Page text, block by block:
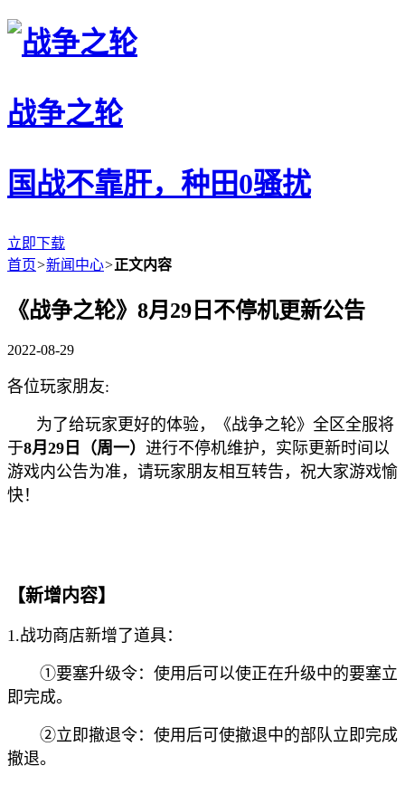
战争之轮
国战不靠肝，种田0骚扰
立即下载
首页>新闻中心>正文内容
《战争之轮》8月29日不停机更新公告
2022-08-29
各位玩家朋友:
为了给玩家更好的体验，《战争之轮》全区全服将
于8月29日（周一） 进行不停机维护，实际更新时间以
游戏内公告为准，请玩家朋友相互转告，祝大家游戏愉
快！
【新增内容】
1.战功商店新增了道具：
①要塞升级令：使用后可以使正在升级中的要塞立
即完成。
②立即撤退令：使用后可使撤退中的部队立即完成
撤退。